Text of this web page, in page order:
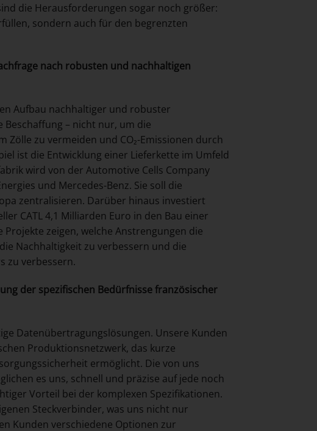
die Herausforderungen sogar noch größer:
sondern auch für den begrenzten
nach robusten und nachhaltigen
Aufbau nachhaltiger und robuster
– nicht nur, um die
zu vermeiden und CO₂-Emissionen durch
ist die Entwicklung einer Lieferkette im Umfeld
wird von der Automotive Cells Company
und Mercedes-Benz. Sie soll die
zentralisieren. Darüber hinaus investiert
CATL 4,1 Milliarden Euro in den Bau einer
zeigen, welche Anstrengungen die
Nachhaltigkeit zu verbessern und die
zu verbessern.
der spezifischen Bedürfnisse französischer
Datenübertragungslösungen. Unsere Kunden
Produktionsnetzwerk, das kurze
ermöglicht. Die von uns
es uns, schnell und präzise auf jede noch
Vorteil bei der komplexen Spezifikationen.
Steckverbinder, was uns nicht nur
Kunden verschiedene Optionen zur